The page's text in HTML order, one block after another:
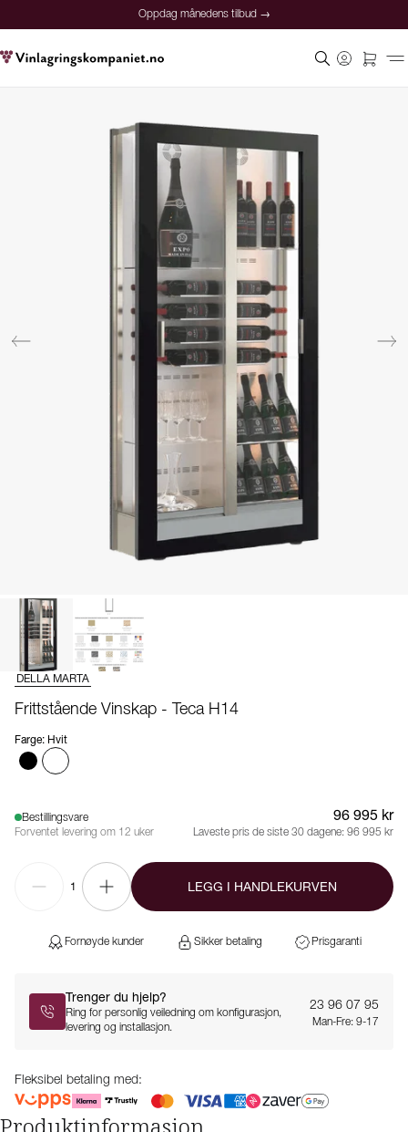
Oppdag månedens tilbud →
DELLA MARTA
Frittstående Vinskap - Teca H14
Farge: Hvit
Bestillingsvare
Forventet levering om 12 uker
96 995 kr
Laveste pris de siste 30 dagene: 96 995 kr
1 LEGG I HANDLEKURVEN
Fornøyde kunder Sikker betaling Prisgaranti
Trenger du hjelp?
Ring for personlig veiledning om konfigurasjon,
levering og installasjon.
23 96 07 95
Man-Fre: 9-17
Fleksibel betaling med:
Produktinformasjon